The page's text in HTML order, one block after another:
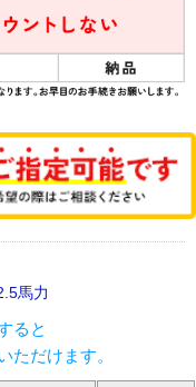
馬力
ると
ただけます。